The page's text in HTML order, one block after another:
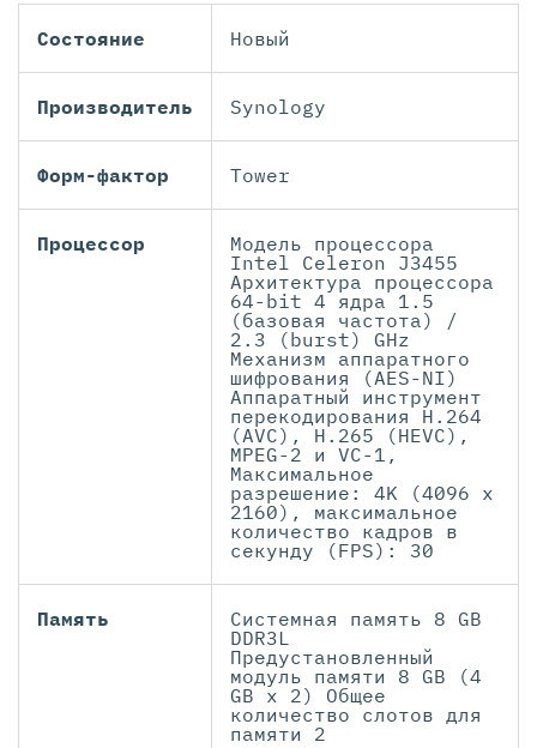
Состояние Новый
Производитель Synology
Форм-фактор Tower
Процессор
Модель процессора
Intel Celeron J3455
Архитектура процессора
64-bit 4 ядра 1.5
(базовая частота) /
2.3 (burst) GHz
Механизм аппаратного
шифрования (AES-NI)
Аппаратный инструмент
перекодирования H.264
(AVC), H.265 (HEVC),
MPEG-2 и VC-1,
Максимальное
разрешение: 4K (4096 x
2160), максимальное
количество кадров в
секунду (FPS): 30
Память
Системная память 8 GB
DDR3L
Предустановленный
модуль памяти 8 GB (4
GB x 2) Общее
количество слотов для
памяти 2